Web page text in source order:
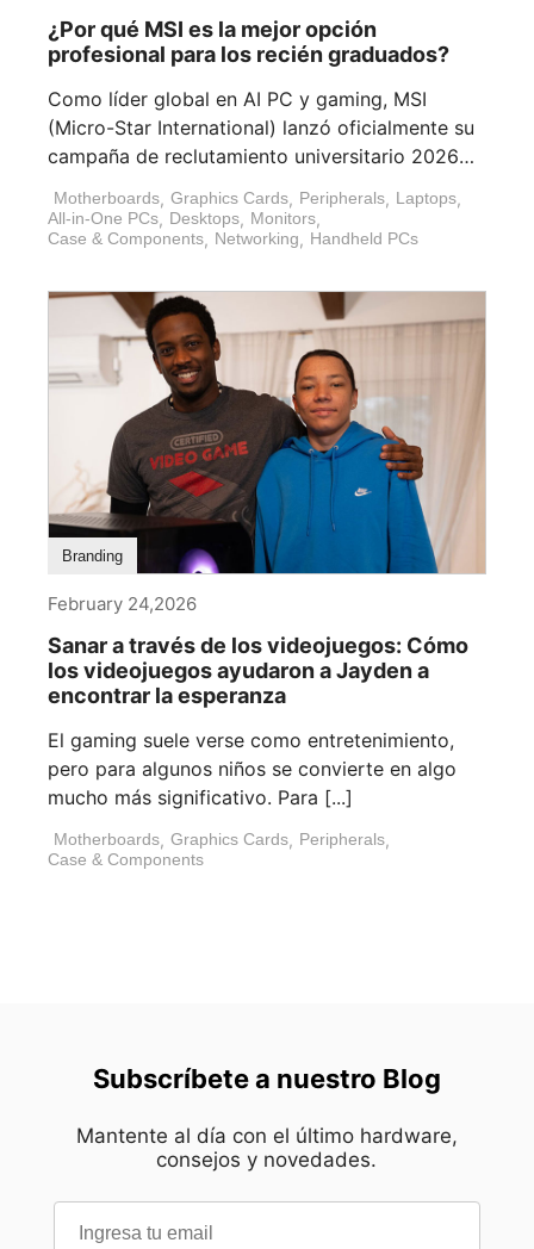
¿Por qué MSI es la mejor opción
profesional para los recién graduados?
Como líder global en AI PC y gaming, MSI
(Micro-Star International) lanzó oficialmente su
campaña de reclutamiento universitario 2026
Motherboards, Graphics Cards, Peripherals, Laptops,
All-in-One PCs, Desktops, Monitors,
Case & Components, Networking, Handheld PCs
Branding
February 24,2026
Sanar a través de los videojuegos: Cómo
los videojuegos ayudaron a Jayden a
encontrar la esperanza
El gaming suele verse como entretenimiento,
pero para algunos niños se convierte en algo
mucho más significativo. Para [...]
Motherboards, Graphics Cards, Peripherals,
Case & Components
Subscríbete a nuestro Blog
Mantente al día con el último hardware,
consejos y novedades.